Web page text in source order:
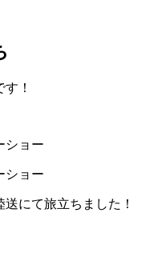
！
ショー
ショー
にて旅立ちました！